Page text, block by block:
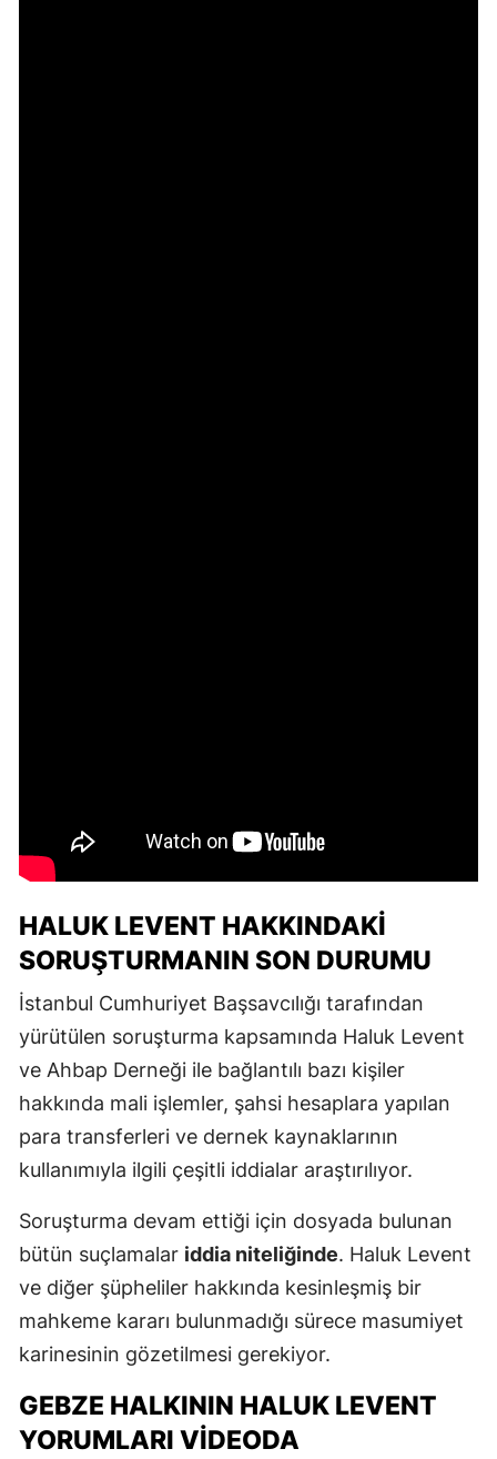
HALUK LEVENT HAKKINDAKI
SORUŞTURMANIN SON DURUMU
İstanbul Cumhuriyet Başsavcılığı tarafından
yürütülen soruşturma kapsamında Haluk Levent
ve Ahbap Derneği ile bağlantılı bazı kişiler
hakkında mali işlemler, şahsi hesaplara yapılan
para transferleri ve dernek kaynaklarının
kullanımıyla ilgili çeşitli iddialar araştırılıyor.
Soruşturma devam ettiği için dosyada bulunan
bütün suçlamalar iddia niteliğinde. Haluk Levent
ve diğer şüpheliler hakkında kesinleşmiş bir
mahkeme kararı bulunmadığı sürece masumiyet
karinesinin gözetilmesi gerekiyor.
GEBZE HALKININ HALUK LEVENT
YORUMLARI VIDEODA